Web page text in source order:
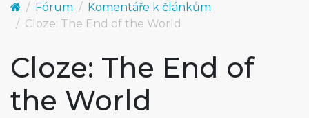
Fórum
Komentáře k článkům
Cloze: The End of the World
Cloze: The End of
the World